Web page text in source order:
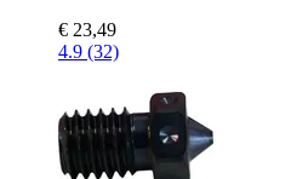
€ 23,49
4.9 (32)